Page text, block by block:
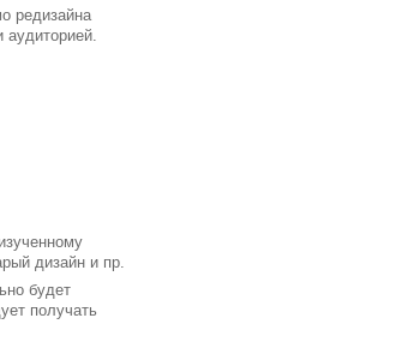
редизайна
аудиторией.
дизайн и пр.
будет
получать